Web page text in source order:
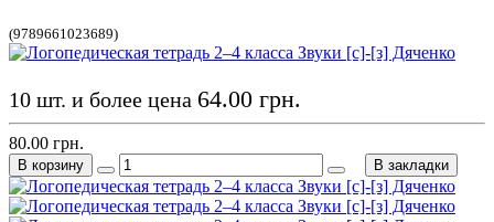
(9789661023689)
10 шт. и более цена 64.00 грн.
80.00 грн.
В корзину В закладки